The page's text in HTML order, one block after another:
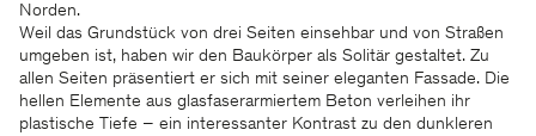
Norden.
Weil das Grundstück von drei Seiten einsehbar und von Straßen
umgeben ist, haben wir den Baukörper als Solitär gestaltet. Zu
allen Seiten präsentiert er sich mit seiner eleganten Fassade. Die
hellen Elemente aus glasfaserarmiertem Beton verleihen ihr
plastische Tiefe – ein interessanter Kontrast zu den dunkleren